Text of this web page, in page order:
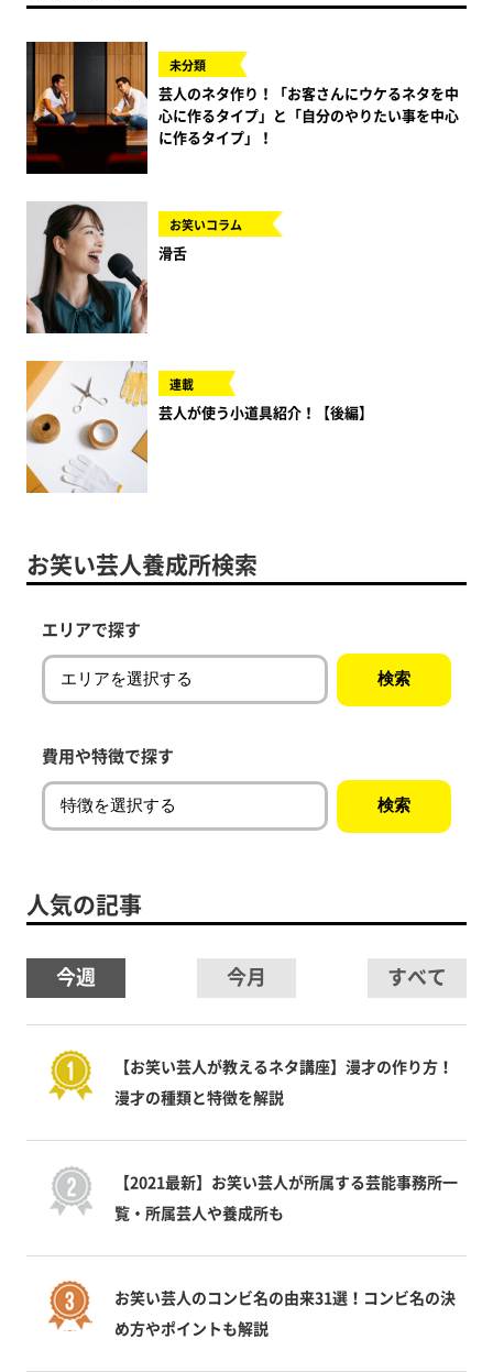
未分類
芸人のネタ作り！「お客さんにウケるネタを中
心に作るタイプ」と「自分のやりたい事を中心
に作るタイプ」！
お笑いコラム
滑舌
連載
芸人が使う小道具紹介！【後編】
お笑い芸人養成所検索
エリアで探す
費用や特徴で探す
人気の記事
今週 今月 すべて
【お笑い芸人が教えるネタ講座】漫才の作り方！
漫才の種類と特徴を解説
【2021最新】お笑い芸人が所属する芸能事務所一
覧・所属芸人や養成所も
お笑い芸人のコンビ名の由来31選！コンビ名の決
め方やポイントも解説